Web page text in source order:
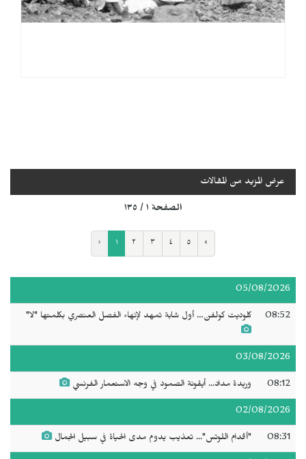
عرض المزيد من المقالات
الصفحة ١ / ١٣٥
‹ ١ ٢ ٣ ٤ ٥ ›
05/08/2026
08:52 كلوديت كولفن… أول شابة تمهد لإنهاء الفصل العنصري بكلمتها "لا"
03/08/2026
08:12 وريدة مداد... أيقونة الصمود في وجه الاستعمار الفرنسي
02/08/2026
08:31 "أقدام اللوتس"... تعذيب يدوم مدى الحياة في سبيل الجمال